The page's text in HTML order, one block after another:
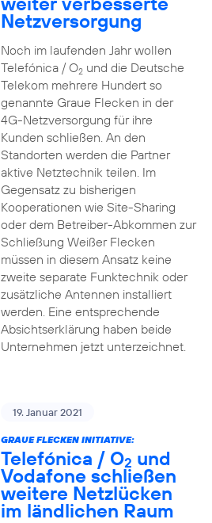
Netzversorgung
Noch im laufenden Jahr wollen
Telefónica / O2und die Deutsche
Telekom mehrere Hundert so
genannte Graue Flecken in der
4G-Netzversorgung für ihre
Kunden schließen. An den
Standorten werden die Partner
aktive Netztechnik teilen. Im
Gegensatz zu bisherigen
Kooperationen wie Site-Sharing
oder dem Betreiber-Abkommen zur
Schließung Weißer Flecken
müssen in diesem Ansatz keine
zweite separate Funktechnik oder
zusätzliche Antennen installiert
werden. Eine entsprechende
Absichtserklärung haben beide
Unternehmen jetzt unterzeichnet.
19. Januar 2021
GRAUE FLECKEN INITIATIVE:
Telefónica / O2 und
Vodafone schließen
weitere Netzlücken
im ländlichen Raum